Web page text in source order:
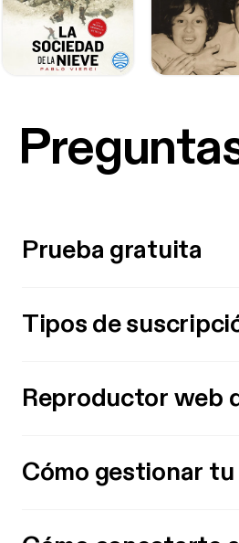
Prueba gratuita
Tipos de
Reproductor web
Cómo gestionar